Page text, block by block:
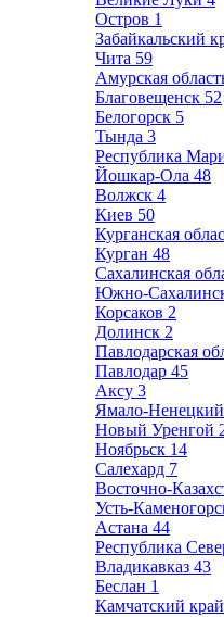
Остров 1
Забайкальский
Чита 59
Амурская
Благовещенск 52
Белогорск 5
Тында 3
Республика
Йошкар-Ола 48
Волжск 4
Киев 50
Курганская
Курган 48
Сахалинская
Южно-
Корсаков 2
Долинск 2
Павлодарская
Павлодар 45
Аксу 3
Ямало-
Новый Уренгой
Ноябрьск 14
Салехард 7
Восточно-
Усть-
Астана 44
Республика
Владикавказ 43
Беслан 1
Камчатский край